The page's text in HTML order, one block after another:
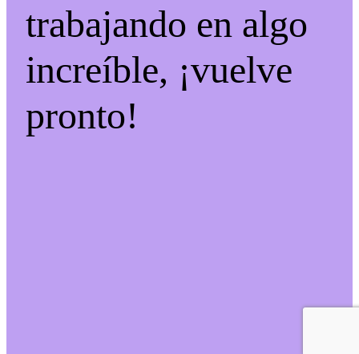
trabajando en algo
increíble, ¡vuelve
pronto!